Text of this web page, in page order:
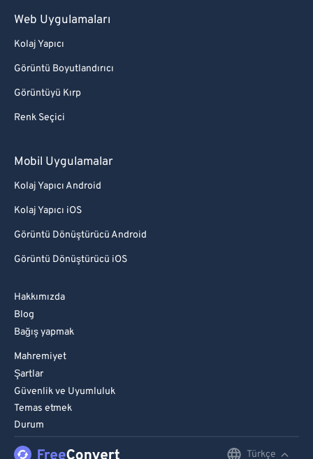
Web Uygulamaları
Kolaj Yapıcı
Görüntü Boyutlandırıcı
Görüntüyü Kırp
Renk Seçici
Mobil Uygulamalar
Kolaj Yapıcı Android
Kolaj Yapıcı iOS
Görüntü Dönüştürücü Android
Görüntü Dönüştürücü iOS
Hakkımızda
Blog
Bağış yapmak
Mahremiyet
Şartlar
Güvenlik ve Uyumluluk
Temas etmek
Durum
Türkçe